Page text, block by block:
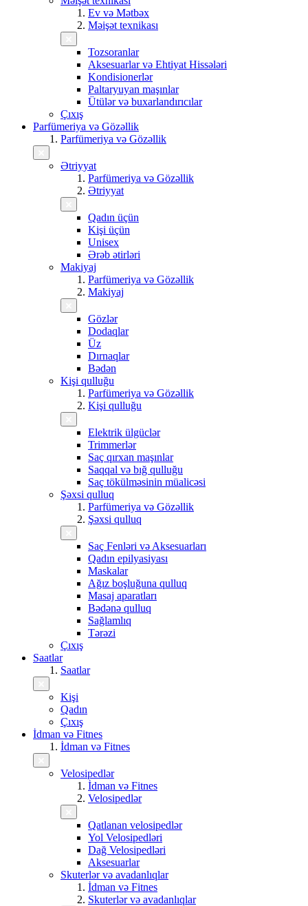
Ev və Mətbəx
Məişət texnikası
Tozsoranlar
Aksesuarlar və Ehtiyat Hissələri
Kondisionerlər
Paltaryuyan maşınlar
Ütülər və buxarlandırıcılar
Çıxış
Parfümeriya və Gözəllik
Parfümeriya və Gözəllik
Ətriyyat
Parfümeriya və Gözəllik
Ətriyyat
Qadın üçün
Kişi üçün
Unisex
Ərəb ətirləri
Makiyaj
Parfümeriya və Gözəllik
Makiyaj
Gözlər
Dodaqlar
Üz
Dırnaqlar
Bədən
Kişi qulluğu
Parfümeriya və Gözəllik
Kişi qulluğu
Elektrik ülgüclər
Trimmerlər
Saç qırxan maşınlar
Saqqal və bığ qulluğu
Saç tökülməsinin müalicəsi
Şəxsi qulluq
Parfümeriya və Gözəllik
Şəxsi qulluq
Saç Fenləri və Aksesuarları
Qadın epilyasiyası
Maskalar
Ağız boşluğuna qulluq
Masaj aparatları
Bədənə qulluq
Sağlamlıq
Tərəzi
Çıxış
Saatlar
Saatlar
Kişi
Qadın
Çıxış
İdman və Fitnes
İdman və Fitnes
Velosipedlər
İdman və Fitnes
Velosipedlər
Qatlanan velosipedlər
Yol Velosipedləri
Dağ Velosipedləri
Aksesuarlar
Skuterlər və avadanlıqlar
İdman və Fitnes
Skuterlər və avadanlıqlar